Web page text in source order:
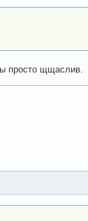
просто щщаслив.